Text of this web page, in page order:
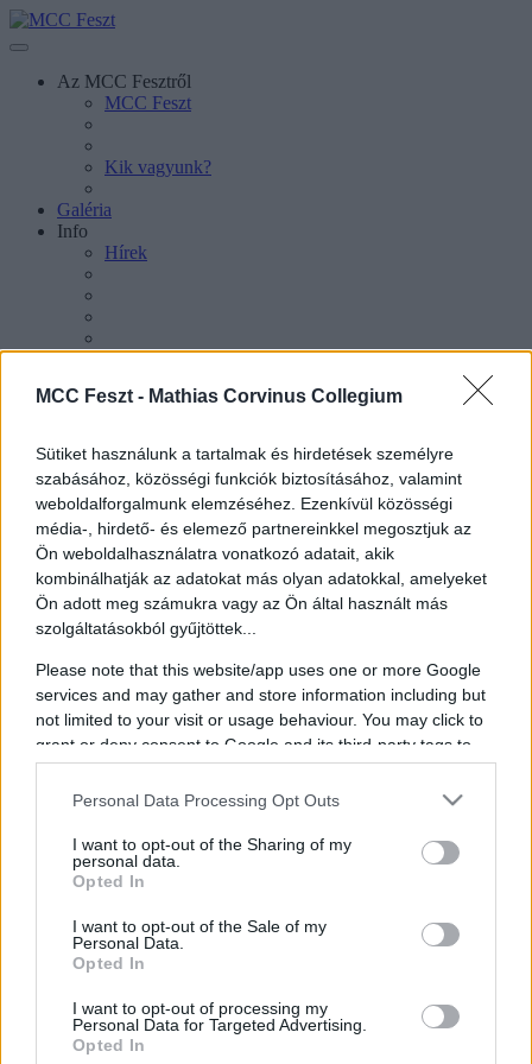
MCC Feszt - Mathias Corvinus Collegium
Sütiket használunk a tartalmak és hirdetések személyre
szabásához, közösségi funkciók biztosításához, valamint
weboldalforgalmunk elemzéséhez. Ezenkívül közösségi
média-, hirdető- és elemező partnereinkkel megosztjuk az
Ön weboldalhasználatra vonatkozó adatait, akik
kombinálhatják az adatokat más olyan adatokkal, amelyeket
Ön adott meg számukra vagy az Ön által használt más
szolgáltatásokból gyűjtöttek...
Please note that this website/app uses one or more Google
services and may gather and store information including but
not limited to your visit or usage behaviour. You may click to
grant or deny consent to Google and its third-party tags to
use your data for below specified purposes in below Google
consent section.
Personal Data Processing Opt Outs
I want to opt-out of the Sharing of my
personal data.
Opted In
I want to opt-out of the Sale of my
Personal Data.
Opted In
I want to opt-out of processing my
Personal Data for Targeted Advertising.
Opted In
Az MCC Fesztről
MCC Feszt
Kik vagyunk?
Galéria
Info
Hírek
Sajtókapcsolat
English
English
Keresés oldalakon, hírekben, eseményekben, cikkekben.
Polus Enikő
mentálhigiénés szakember, tréner, író, előadó, a Me-Se-Kő
Mentálhigiénés Segítő Központ és a MESEKŐ Szervezet
alapítója és vezetője
Polus Enikő mentálhigiénés szakember, tréner, író, előadó, a Me-Se-
alapítója és vezetője. Szakterületei közé tartozik a családsegítés,
fejlesztőpedagógia, szexológia, mozgásterápia, valamint a gyász- és
veszteségfeldolgozás, a médiában állandó szakember. Egyetemi
rendezvények szervezésében vesz részt.
Tanulmányait az Eötvös Loránd Tudományegyetem Pedagógiai és